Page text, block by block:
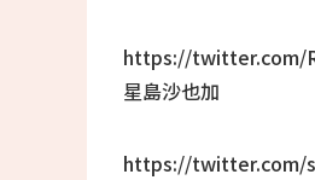
https://twitter.com/
星島沙也加
https://twitter.com/